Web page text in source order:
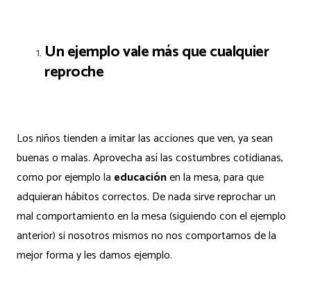
Un ejemplo vale más que cualquier
reproche
Los niños tienden a imitar las acciones que ven, ya sean
buenas o malas. Aprovecha así las costumbres cotidianas,
como por ejemplo la educaciónen la mesa, para que
adquieran hábitos correctos. De nada sirve reprochar un
mal comportamiento en la mesa (siguiendo con el ejemplo
anterior) si nosotros mismos no nos comportamos de la
mejor forma y les damos ejemplo.